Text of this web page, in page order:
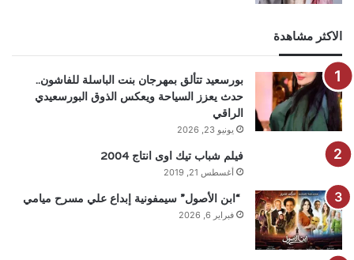
الاكثر مشاهدة
بورسعيد تتألق بمهرجان بنت الباسلة للفاشون..
حدث يعزز السياحة ويعكس الذوق البورسعيدي
الراقي
يونيو 23, 2026
فيلم شباب تيك اوى انتاج 2004
أغسطس 21, 2019
“ابن الأصول” سيمفونية إبداع علي مسرح ميامي
فبراير 6, 2026